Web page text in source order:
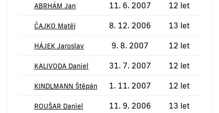
ABRHÁM Jan 11. 6. 2007 12 let
ČAJKO Matěj 8. 12. 2006 13 let
HÁJEK Jaroslav 9. 8. 2007 12 let
KALIVODA Daniel 31. 7. 2007 12 let
KINDLMANN Štěpán 1. 11. 2007 12 let
ROUŠAR Daniel 11. 9. 2006 13 let